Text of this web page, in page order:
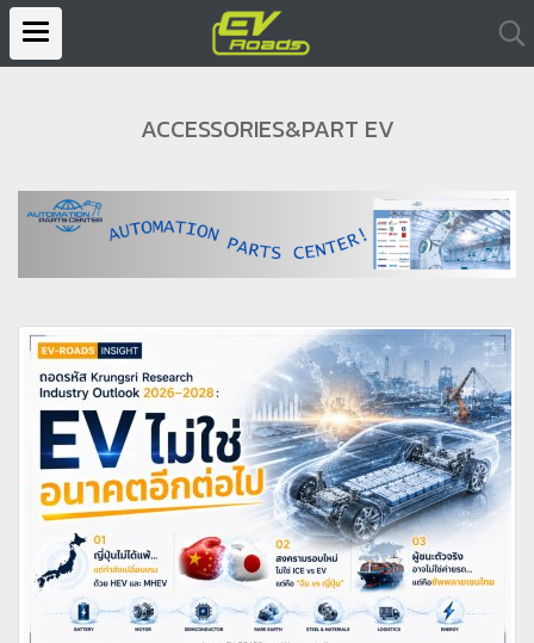
ACCESSORIES&PART EV